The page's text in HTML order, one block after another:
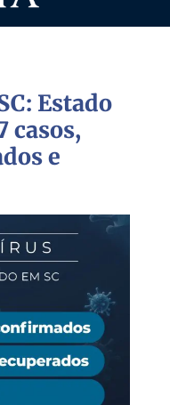
Estado
casos,
e